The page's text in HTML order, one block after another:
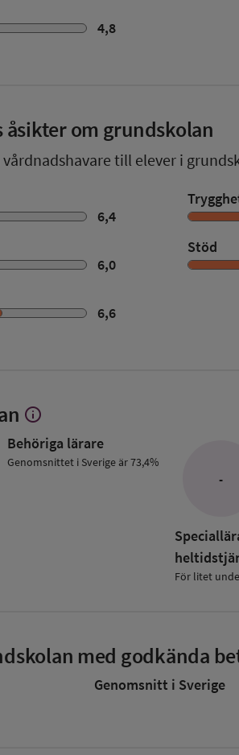
4,8
åsikter om grundskolan
vårdnadshavare till elever i
6,4
6,0
Stöd
6,6
Visa
om
Lärare
info
Behöriga lärare
Genomsnittet i Sverige är 73,4%
-
För litet
med godkända
Genomsnitt i Sverige